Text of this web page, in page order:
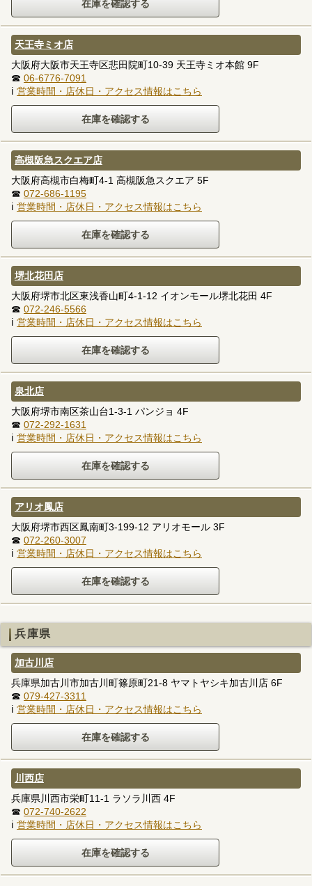
天王寺ミオ店
大阪府大阪市天王寺区悲田院町10-39 天王寺ミオ本館 9F
☎ 06-6776-7091
ℹ 営業時間・店休日・アクセス情報はこちら
高槻阪急スクエア店
大阪府高槻市白梅町4-1 高槻阪急スクエア 5F
☎ 072-686-1195
ℹ 営業時間・店休日・アクセス情報はこちら
堺北花田店
大阪府堺市北区東浅香山町4-1-12 イオンモール堺北花田 4F
☎ 072-246-5566
ℹ 営業時間・店休日・アクセス情報はこちら
泉北店
大阪府堺市南区茶山台1-3-1 パンジョ 4F
☎ 072-292-1631
ℹ 営業時間・店休日・アクセス情報はこちら
アリオ鳳店
大阪府堺市西区鳳南町3-199-12 アリオモール 3F
☎ 072-260-3007
ℹ 営業時間・店休日・アクセス情報はこちら
兵庫県
加古川店
兵庫県加古川市加古川町篠原町21-8 ヤマトヤシキ加古川店 6F
☎ 079-427-3311
ℹ 営業時間・店休日・アクセス情報はこちら
川西店
兵庫県川西市栄町11-1 ラソラ川西 4F
☎ 072-740-2622
ℹ 営業時間・店休日・アクセス情報はこちら